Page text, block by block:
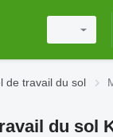
de travail du sol
du sol